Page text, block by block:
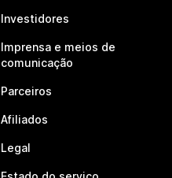
Investidores
Imprensa e meios de
comunicação
Parceiros
Afiliados
Legal